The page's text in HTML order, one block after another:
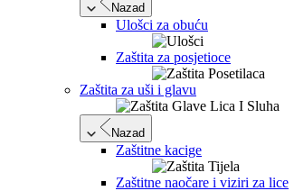
Nazad
Ulošci za obuću
Zaštita za posjetioce
Zaštita za uši i glavu
Nazad
Zaštitne kacige
Zaštitne naočare i viziri za lice